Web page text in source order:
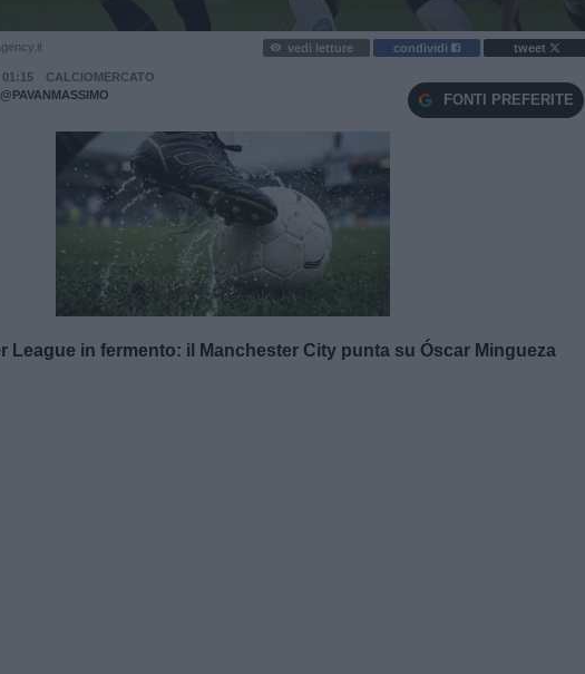
vedi letture condividi tweet
01:15
CALCIOMERCATO
@PAVANMASSIMO FONTI PREFERITE
Unmute
Loaded
100.00%
League in fermento: il Manchester City punta su Óscar Mingueza